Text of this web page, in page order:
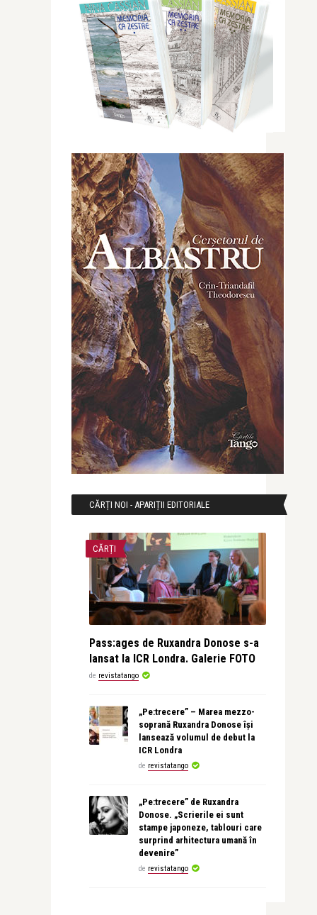
CĂRȚI NOI - APARIȚII EDITORIALE
CĂRȚI
Pass:ages de Ruxandra Donose s-a
lansat la ICR Londra. Galerie FOTO
de revistatango
„Pe:trecere” – Marea mezzo-
soprană Ruxandra Donose își
lansează volumul de debut la
ICR Londra
de revistatango
„Pe:trecere” de Ruxandra
Donose. „Scrierile ei sunt
stampe japoneze, tablouri care
surprind arhitectura umană în
devenire”
de revistatango